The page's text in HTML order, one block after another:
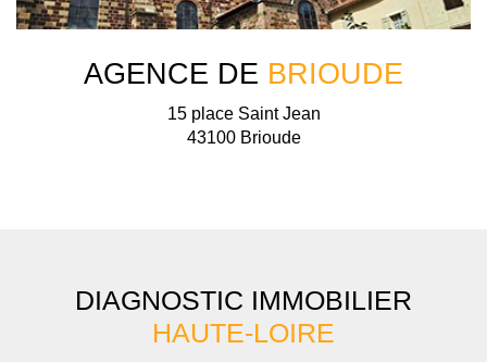
AGENCE DE BRIOUDE
15 place Saint Jean
43100 Brioude
DIAGNOSTIC IMMOBILIER
HAUTE-LOIRE